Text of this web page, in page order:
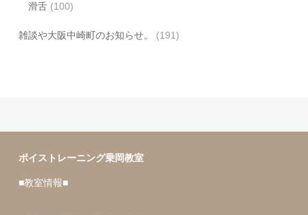
滑舌 (100)
雑談や大阪中崎町のお知らせ。 (191)
ボイストレーニング乗岡教室
■教室情報■